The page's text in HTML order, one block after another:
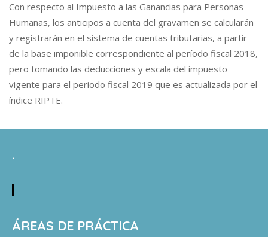
Con respecto al Impuesto a las Ganancias para Personas
Humanas, los anticipos a cuenta del gravamen se calcularán
y registrarán en el sistema de cuentas tributarias, a partir
de la base imponible correspondiente al período fiscal 2018,
pero tomando las deducciones y escala del impuesto
vigente para el periodo fiscal 2019 que es actualizada por el
índice RIPTE.
.
ÁREAS DE PRÁCTICA